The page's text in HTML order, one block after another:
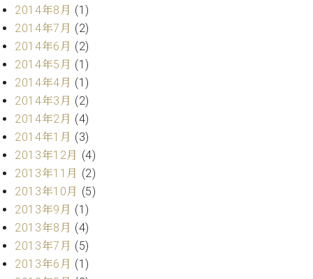
お
問
い
わ
せ
ー
テ
ィ
ス
ト
カ
ス
タ
マ
2014年8月 (1)
2014年7月 (2)
2014年6月 (2)
2014年5月 (1)
2014年4月 (1)
2014年3月 (2)
2014年2月 (4)
2014年1月 (3)
2013年12月 (4)
2013年11月 (2)
2013年10月 (5)
2013年9月 (1)
2013年8月 (4)
2013年7月 (5)
2013年6月 (1)